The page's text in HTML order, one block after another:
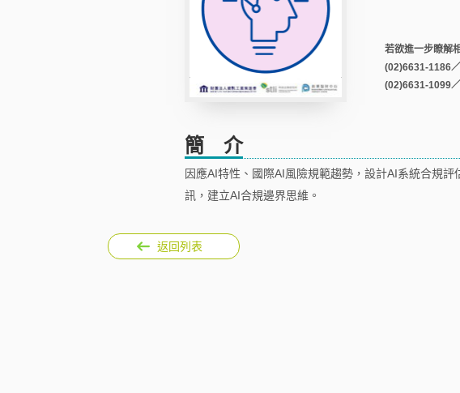
若欲進一步瞭解
(02)6631-1186
(02)6631-1099
簡 介
因應AI特性、國際AI風險規範趨勢，設計AI系統合規
訊，建立AI合規邊界思維。
返回列表